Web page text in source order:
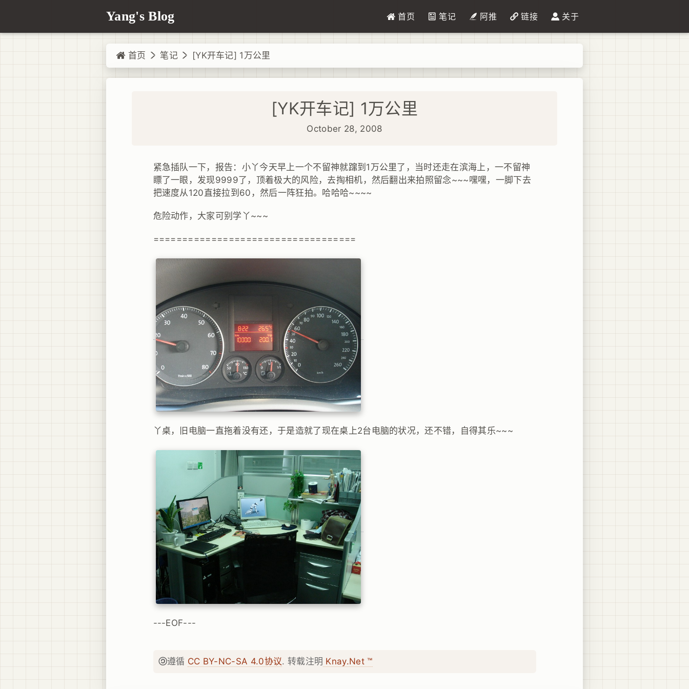
Yang's Blog 首页 笔记 阿推 链接 关于
首页 笔记 [YK开车记] 1万公里
[YK开车记] 1万公里
October 28, 2008
紧急插队一下，报告：小丫今天早上一个不留神就蹿到1万公里了，当时还走在滨海上，一不留神
瞟了一眼，发现9999了，顶着极大的风险，去掏相机，然后翻出来拍照留念~~~嘿嘿，一脚下去
把速度从120直接拉到60，然后一阵狂拍。哈哈哈~~~~
危险动作，大家可别学丫~~~
===================================
丫桌，旧电脑一直拖着没有还，于是造就了现在桌上2台电脑的状况，还不错，自得其乐~~~
---EOF---
遵循 CC BY-NC-SA 4.0协议. 转载注明 Knay.Net ™